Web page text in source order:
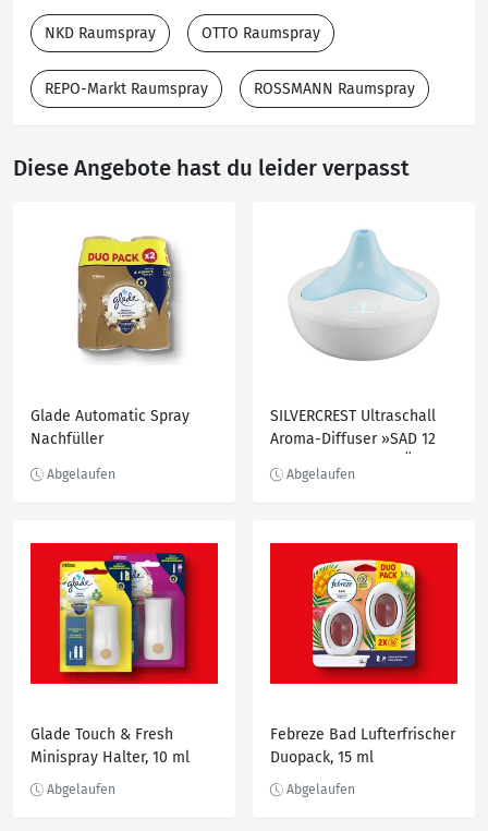
NKD Raumspray OTTO Raumspray
REPO-Markt Raumspray ROSSMANN Raumspray
Diese Angebote hast du leider verpasst
Glade Automatic Spray
Nachfüller
SILVERCREST Ultraschall
Aroma-Diffuser »SAD 12
Glade Touch & Fresh
Minispray Halter, 10 ml
Febreze Bad Lufterfrischer
Duopack, 15 ml